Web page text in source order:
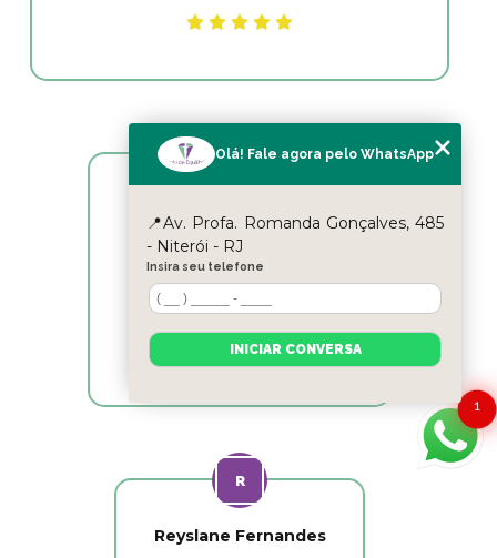
Excelentes profissionais!!!
Reyslane Fernandes
1
Olá! Fale agora pelo WhatsApp
📍Av. Profa. Romanda Gonçalves, 485
- Niterói - RJ
Insira seu telefone
INICIAR CONVERSA